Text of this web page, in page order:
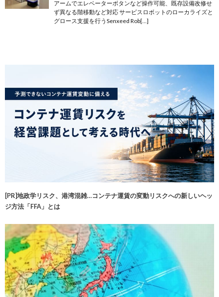
アームでエレベーターボタンなど操作可能、既存設備改修せ
ず異なる階移動など対応 サービスロボットのローカライズと
グロース支援を行うSenxeed Rob[…]
[PR]地政学リスク、港湾混雑…コンテナ運賃の変動リスクへの新しいヘッ
ジ方法「FFA」とは